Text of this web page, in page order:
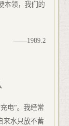
本领，我们的
——1989.2
电”。我经常
来水只放不蓄